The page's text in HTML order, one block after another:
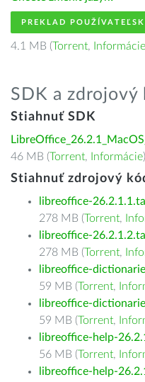
PREKLAD
4.1 MB (Torrent, Informácie
SDK a zdrojový
Stiahnuť SDK
46 MB (Torrent, Informácie)
Stiahnuť zdrojový
libreoffice-
278 MB (Torrent,
libreoffice-
278 MB (Torrent,
libreoffice-
59 MB (Torrent,
libreoffice-
59 MB (Torrent,
libreoffice-help-
56 MB (Torrent,
libreoffice-help-